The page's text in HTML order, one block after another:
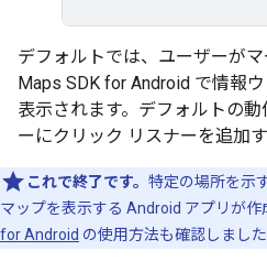
デフォルトでは、ユーザーが
Maps SDK for Android で情報
表示されます。デフォルトの
ーにクリック リスナーを追加
これで終了です。 特定の場所を示
マップを表示する Android アプリが作
for Android の使用方法も確認しました